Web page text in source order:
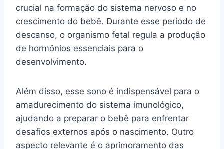
crucial na formação do sistema nervoso e no
crescimento do bebê. Durante esse período de
descanso, o organismo fetal regula a produção
de hormônios essenciais para o
desenvolvimento.
Além disso, esse sono é indispensável para o
amadurecimento do sistema imunológico,
ajudando a preparar o bebê para enfrentar
desafios externos após o nascimento. Outro
aspecto relevante é o aprimoramento das